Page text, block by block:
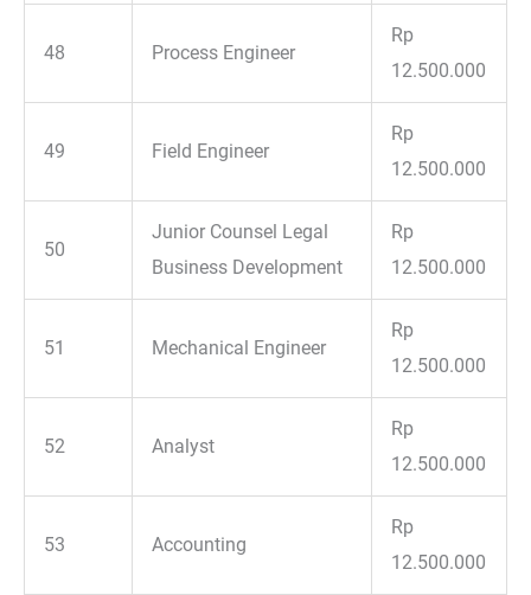
48 Process Engineer
Rp
12.500.000
49 Field Engineer
Rp
12.500.000
50
Junior Counsel Legal
Business Development
Rp
12.500.000
51 Mechanical Engineer
Rp
12.500.000
52 Analyst
Rp
12.500.000
53 Accounting
Rp
12.500.000